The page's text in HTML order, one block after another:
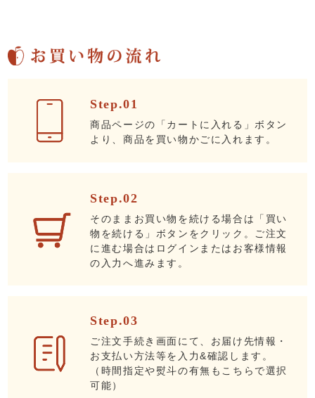
Step.01
商品ページの「カートに入れる」ボタン
より、商品を買い物かごに入れます。
Step.02
そのままお買い物を続ける場合は「買い
物を続ける」ボタンをクリック。ご注文
に進む場合はログインまたはお客様情報
の入力へ進みます。
Step.03
ご注文手続き画面にて、お届け先情報・
お支払い方法等を入力&確認します。
（時間指定や熨斗の有無もこちらで選択
可能）